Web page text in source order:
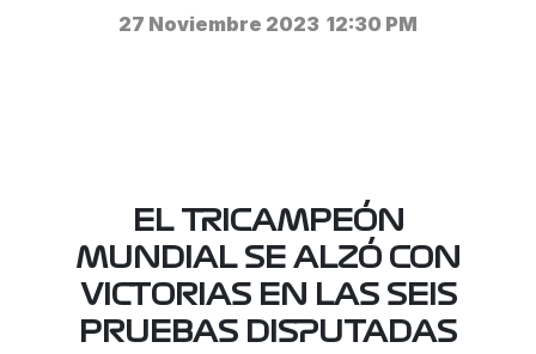
27 Noviembre 2023 12:30 PM
EL TRICAMPEÓN
MUNDIAL SE ALZÓ CON
VICTORIAS EN LAS SEIS
PRUEBAS DISPUTADAS